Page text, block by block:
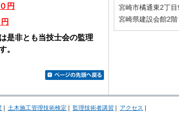
円
是非とも当技士会の監理
。
宮崎市橘通東2丁
宮崎県建設会館2階
土木施工管理技術検定 監理技術者講習 アクセス